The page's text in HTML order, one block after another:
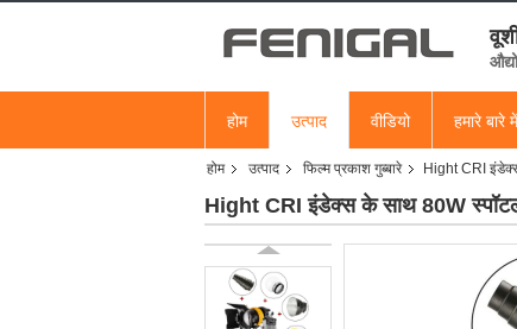
होम उत्पाद वीडियो हमारे बारे में
होम उत्पाद फिल्म प्रकाश गुब्बारे Hight CRI
Hight CRI इंडेक्स के साथ 80W